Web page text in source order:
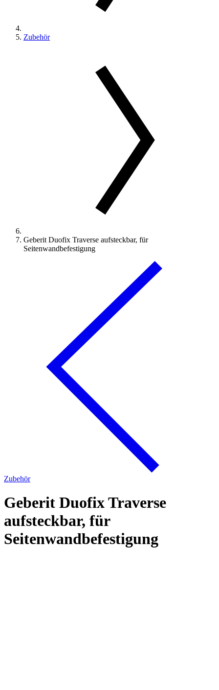
Zubehör
Geberit Duofix Traverse aufsteckbar, für
Seitenwandbefestigung
Zubehör
Geberit Duofix Traverse
aufsteckbar, für
Seitenwandbefestigung